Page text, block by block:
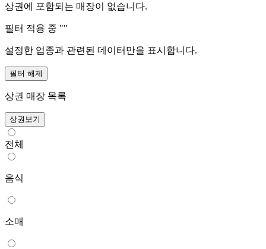
상권에 포함되는 매장이 없습니다.
필터 적용 중 ""
설정한 업종과 관련된 데이터만을 표시합니다.
필터 해제
상권 매장 목록
상권보기
전체
음식
소매